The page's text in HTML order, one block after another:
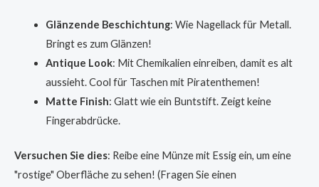
Glänzende Beschichtung: Wie Nagellack für Metall.
Bringt es zum Glänzen!
Antique Look: Mit Chemikalien einreiben, damit es alt
aussieht. Cool für Taschen mit Piratenthemen!
Matte Finish: Glatt wie ein Buntstift. Zeigt keine
Fingerabdrücke.
Versuchen Sie dies: Reibe eine Münze mit Essig ein, um eine
"rostige" Oberfläche zu sehen! (Fragen Sie einen